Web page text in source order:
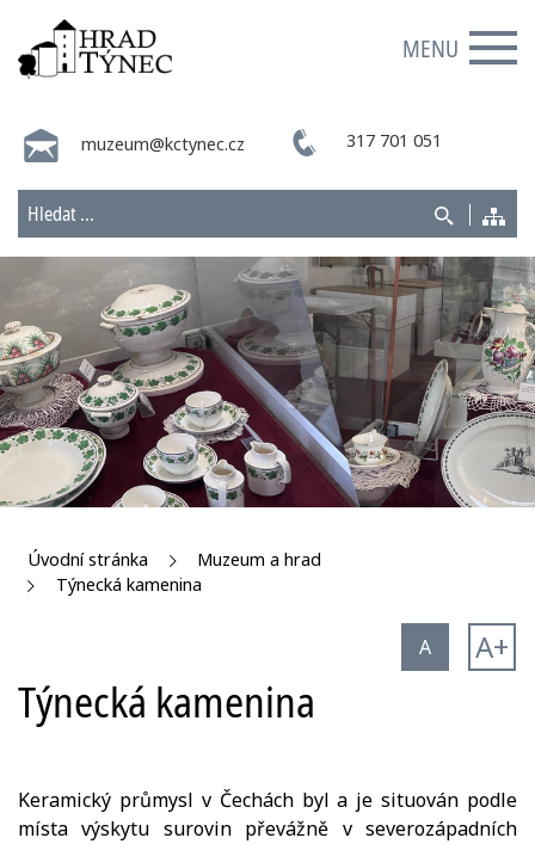
MENU
muzeum@kctynec.cz 317 701 051
Úvodní stránka
Muzeum a hrad
Týnecká kamenina
A A+
Týnecká kamenina
Keramický průmysl v Čechách byl a je situován podle
místa výskytu surovin převážně v severozápadních